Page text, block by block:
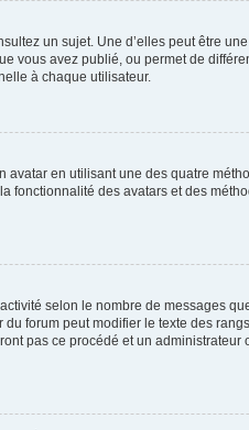
un sujet. Une d’elles peut être
vous avez publié, ou permet de
à chaque utilisateur.
en utilisant une des quatre
fonctionnalité des avatars et des
selon le nombre de messages
forum peut modifier le texte des
pas ce procédé et un